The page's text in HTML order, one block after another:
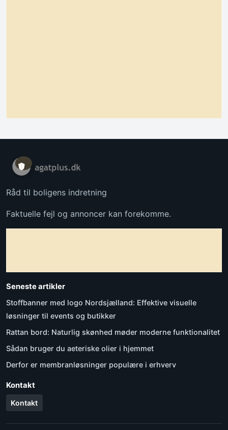
Råd til boligens indretning
Faktuelle fejl og annoncer kan forekomme.
Seneste artikler
Stoffbanner med logo Nordsjælland: Effektive visuelle
løsninger til events og butikker
Rattan bord: Naturlig skønhed møder moderne funktionalitet
Sådan bruger du aeteriske olier i hjemmet
Derfor er membranløsninger populære i erhverv
Kontakt
Kontakt